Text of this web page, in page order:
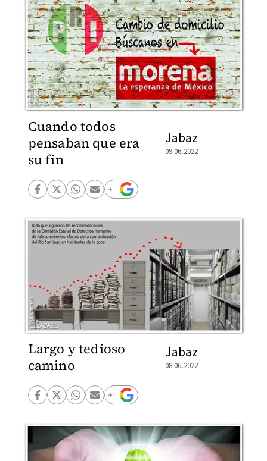
Cuando todos
pensaban que era
su fin
Jabaz
09.06.2022
Largo y tedioso
camino
Jabaz
08.06.2022